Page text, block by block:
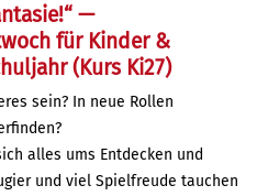
“ —
für Kinder &
(Kurs Ki27)
sein? In neue Rollen
alles ums Entdecken und
und viel Spielfreude tauchen